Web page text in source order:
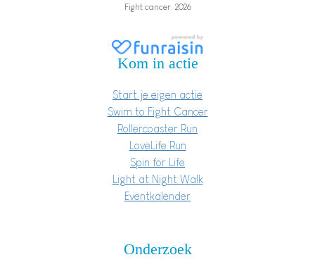
Fight cancer. 2026
Kom in actie
Start je eigen actie
Swim to Fight Cancer
Rollercoaster Run
LoveLife Run
Spin for Life
Light at Night Walk
Eventkalender
Onderzoek